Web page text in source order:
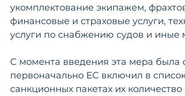
укомплектование экипажем,
финансовые и страховые услуги,
услуги по снабжению судов и иные
С момента введения эта мера
первоначально ЕС включил в
санкционных пакетах их